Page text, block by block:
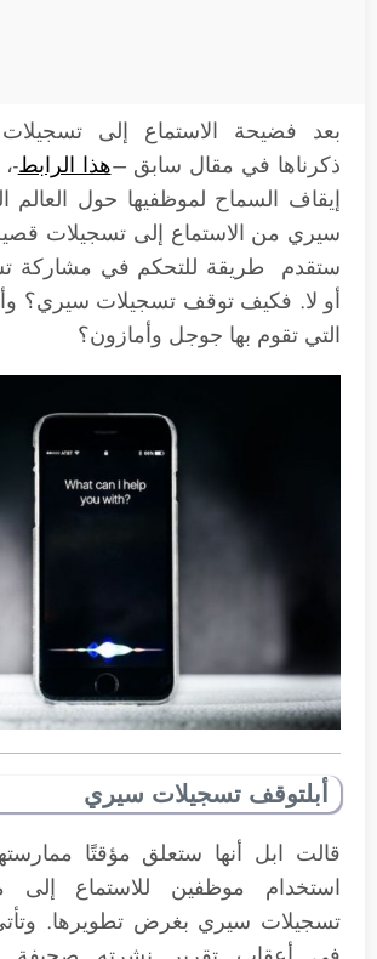
بعد فضيحة الاستماع إلى
ذكرناها في مقال سابق –هذا الرابط-
إيقاف السماح لموظفيها حول العالم
سيري من الاستماع إلى تسجيلات
ستقدم طريقة للتحكم في مشاركة
أو لا. فكيف توقف تسجيلات سيري؟
التي تقوم بها جوجل وأمازون؟
أبلتوقف تسجيلات سيري
قالت ابل أنها ستعلق مؤقتًا
استخدام موظفين للاستماع
تسجيلات سيري بغرض تطويرها.